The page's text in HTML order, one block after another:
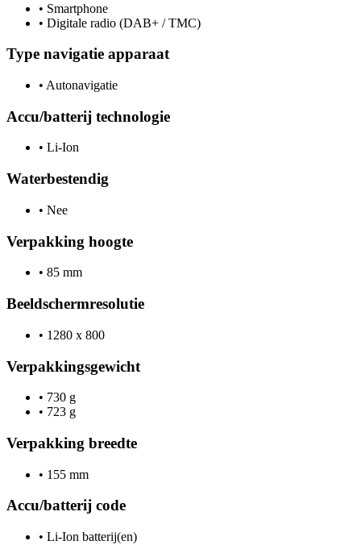
• Smartphone
• Digitale radio (DAB+ / TMC)
Type navigatie apparaat
• Autonavigatie
Accu/batterij technologie
• Li-Ion
Waterbestendig
• Nee
Verpakking hoogte
• 85 mm
Beeldschermresolutie
• 1280 x 800
Verpakkingsgewicht
• 730 g
• 723 g
Verpakking breedte
• 155 mm
Accu/batterij code
• Li-Ion batterij(en)